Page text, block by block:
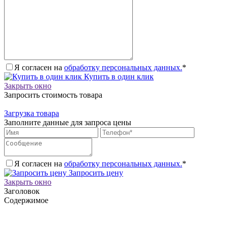
Я согласен на обработку персональных данных.*
Купить в один клик
Закрыть окно
Запросить стоимость товара
Загрузка товара
Заполните данные для запроса цены
Я согласен на обработку персональных данных.*
Запросить цену
Закрыть окно
Заголовок
Содержимое